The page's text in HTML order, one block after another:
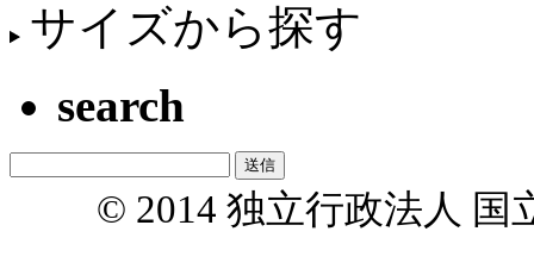
サイズから探す
search
© 2014 独立行政法人 国